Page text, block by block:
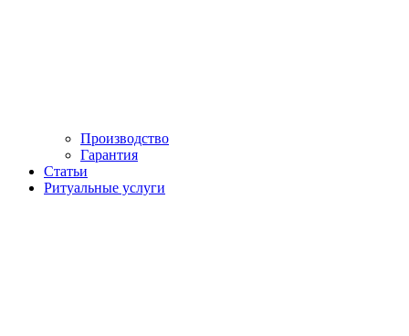
Производство
Гарантия
Статьи
Ритуальные услуги